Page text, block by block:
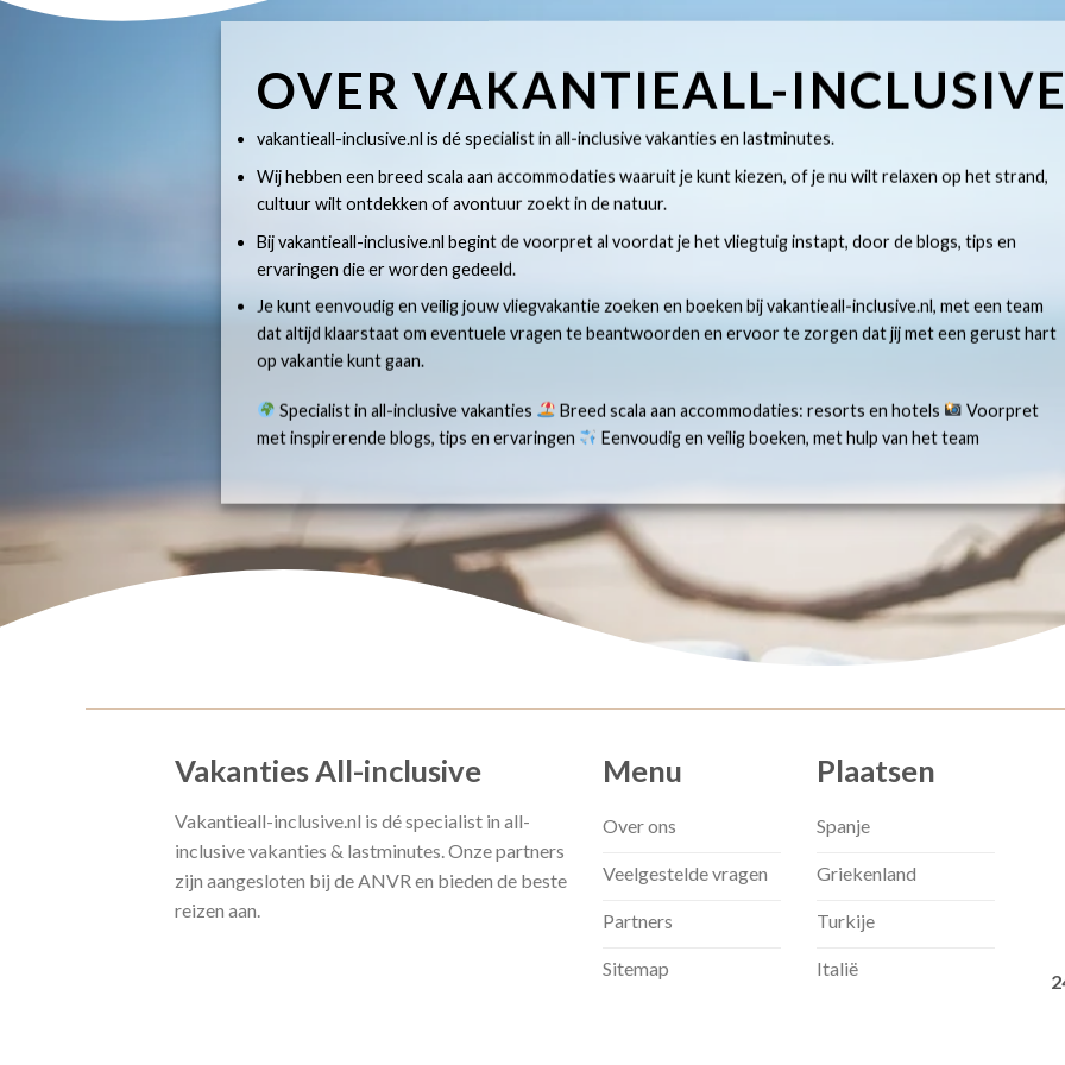
OVER VAKANTIEALL-
vakantieall-inclusive.nl is dé specialist in all-inclusive vakanties en lastminutes.
Wij hebben een breed scala aan accommodaties waaruit je kunt kiezen, of je nu wilt relaxen op het strand,
cultuur wilt ontdekken of avontuur zoekt in de natuur.
Bij vakantieall-inclusive.nl begint de voorpret al voordat je het vliegtuig instapt, door de blogs, tips en
ervaringen die er worden gedeeld.
Je kunt eenvoudig en veilig jouw vliegvakantie zoeken en boeken bij vakantieall-inclusive.nl, met een team
dat altijd klaarstaat om eventuele vragen te beantwoorden en ervoor te zorgen dat jij met een gerust hart
op vakantie kunt gaan.
Specialist in all-inclusive vakanties Breed scala aan accommodaties: resorts en hotels
Voorpret
met inspirerende blogs, tips en ervaringen
Eenvoudig en veilig boeken, met hulp van het team
Vakanties All-inclusive
Vakantieall-inclusive.nl is dé specialist in all-
inclusive vakanties & lastminutes. Onze partners
zijn aangesloten bij de ANVR en bieden de beste
reizen aan.
Menu
Over ons
Veelgestelde vragen
Partners
Sitemap
Plaatsen
Spanje
Griekenland
Turkije
Italië